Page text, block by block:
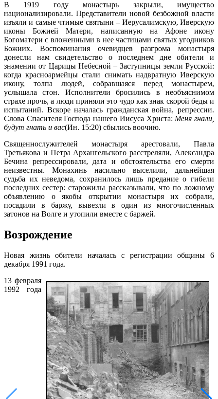
В 1919 году монастырь закрыли, имущество
национализировали. Представители новой безбожной власти
изъяли и самые чтимые святыни – Иерусалимскую, Иверскую
иконы Божией Матери, написанную на Афоне икону
Богоматери с вложенными в нее частицами святых угодников
Божиих. Воспоминания очевидцев разгрома монастыря
донесли нам свидетельство о последнем дне обители и
знамении от Царицы Небесной – Заступницы земли Русской:
когда красноармейцы стали снимать надвратную Иверскую
икону, толпа людей, собравшаяся перед монастырем,
услышала стон. Исполнители бросились в необъяснимом
страхе прочь, а люди приняли это чудо как знак скорой беды и
испытаний. Вскоре началась гражданская война, репрессии.
Слова Спасителя Господа нашего Иисуса Христа: Меня гнали,
будут гнать и вас(Ин. 15:20) сбылись воочию.
Священнослужителей монастыря арестовали, Павла
Третьякова и Петра Архангельского расстреляли, Александра
Бечина репрессировали, дата и обстоятельства его смерти
неизвестны. Монахинь насильно выселили, дальнейшая
судьба их неведома, сохранилось лишь предание о гибели
последних сестер: старожилы рассказывали, что по ложному
объявлению о якобы открытии монастыря их собрали,
посадили в баржу, вывезли в один из многочисленных
затонов на Волге и утопили вместе с баржей.
Возрождение
Новая жизнь обители началась с регистрации общины 6
декабря 1991 года.
13 февраля
1992 года